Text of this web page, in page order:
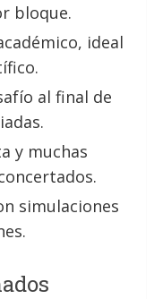
bloque.
ideal
al final de
y muchas
simulaciones